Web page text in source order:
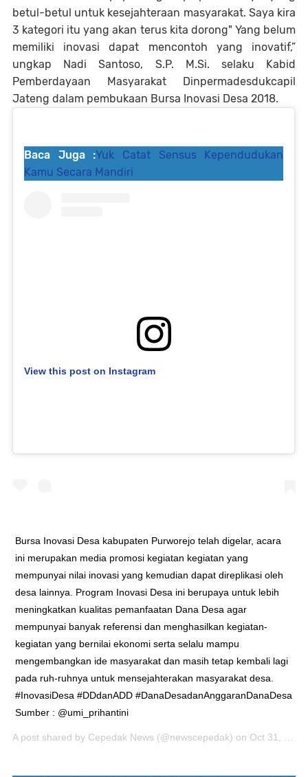
betul-betul untuk kesejahteraan masyarakat. Saya kira
3 kategori itu yang akan terus kita dorong" Yang belum
memiliki inovasi dapat mencontoh yang inovatif,”
ungkap Nadi Santoso, S.P. M.Si. selaku Kabid
Pemberdayaan Masyarakat Dinpermadesdukcapil
Jateng dalam pembukaan Bursa Inovasi Desa 2018.
Baca Juga :Yuk Catat Sensus Kependudukan
Kamu Secara Mandiri
View this post on Instagram
Bursa Inovasi Desa kabupaten Purworejo telah digelar, acara
ini merupakan media promosi kegiatan kegiatan yang
mempunyai nilai inovasi yang kemudian dapat direplikasi oleh
desa lainnya. Program Inovasi Desa ini berupaya untuk lebih
meningkatkan kualitas pemanfaatan Dana Desa agar
mempunyai banyak referensi dan menghasilkan kegiatan-
kegiatan yang bernilai ekonomi serta selalu mampu
mengembangkan ide masyarakat dan masih tetap kembali lagi
pada ruh-ruhnya untuk mensejahterakan masyarakat desa.
#InovasiDesa #DDdanADD #DanaDesadanAnggaranDanaDesa
Sumber : @umi_prihantini
A post shared by Cepedak News (@newscepedak) on Oct 31, 2018 at 5:44am PDT